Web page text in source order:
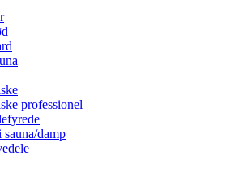
professionel
sauna/damp